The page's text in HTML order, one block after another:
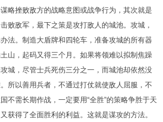
略挫败敌方的战略意图或战争行为，其次就是
败敌军，最下之策是攻打敌人的城池。攻城，
法。制造大盾牌和四轮车，准备攻城的所有器
山，起码又得三个月。如果将领难以拟制焦躁
城，尽管士兵死伤三分之一，而城池却依然没
所以善用兵者，不通过打仗就使敌人屈服，不
不需长期作战，一定要用“全胜”的策略争胜于天
获得了全面胜利的利益。这就是谋攻的方法。